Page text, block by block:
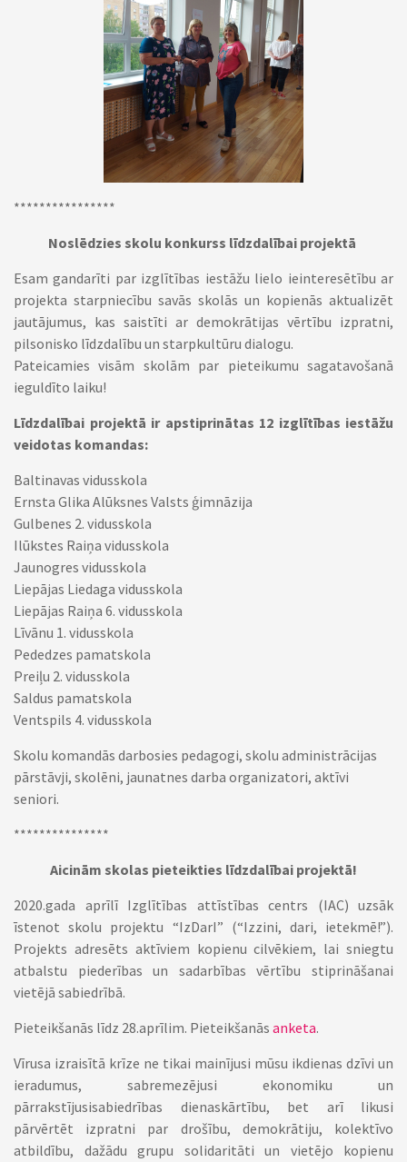
****************
Noslēdzies skolu konkurss līdzdalībai projektā
Esam gandarīti par izglītības iestāžu lielo ieinteresētību ar
projekta starpniecību savās skolās un kopienās aktualizēt
jautājumus, kas saistīti ar demokrātijas vērtību izpratni,
pilsonisko līdzdalību un starpkultūru dialogu.
Pateicamies visām skolām par pieteikumu sagatavošanā
ieguldīto laiku!
Līdzdalībai projektā ir apstiprinātas 12 izglītības iestāžu
veidotas komandas:
Baltinavas vidusskola
Ernsta Glika Alūksnes Valsts ģimnāzija
Gulbenes 2. vidusskola
Ilūkstes Raiņa vidusskola
Jaunogres vidusskola
Liepājas Liedaga vidusskola
Liepājas Raiņa 6. vidusskola
Līvānu 1. vidusskola
Pededzes pamatskola
Preiļu 2. vidusskola
Saldus pamatskola
Ventspils 4. vidusskola
Skolu komandās darbosies pedagogi, skolu administrācijas
pārstāvji, skolēni, jaunatnes darba organizatori, aktīvi
seniori.
***************
Aicinām skolas pieteikties līdzdalībai projektā!
2020.gada aprīlī Izglītības attīstības centrs (IAC) uzsāk
īstenot skolu projektu “IzDarI” (“Izzini, dari, ietekmē!”).
Projekts adresēts aktīviem kopienu cilvēkiem, lai sniegtu
atbalstu piederības un sadarbības vērtību stiprināšanai
vietējā sabiedrībā.
Pieteikšanās līdz 28.aprīlim. Pieteikšanās anketa.
Vīrusa izraisītā krīze ne tikai mainījusi mūsu ikdienas dzīvi un
ieradumus, sabremezējusi ekonomiku un
pārrakstījusisabiedrības dienaskārtību, bet arī likusi
pārvērtēt izpratni par drošību, demokrātiju, kolektīvo
atbildību, dažādu grupu solidaritāti un vietējo kopienu